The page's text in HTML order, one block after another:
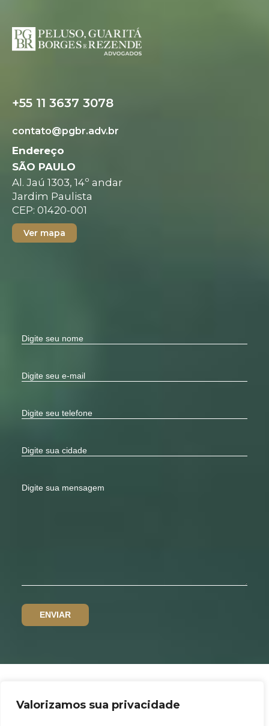
Valorizamos sua privacidade
+55 11 3637 3078
contato@pgbr.adv.br
Endereço
SÃO PAULO
Al. Jaú 1303, 14º andar
Jardim Paulista
CEP: 01420-001
Ver mapa
Política de privacidade